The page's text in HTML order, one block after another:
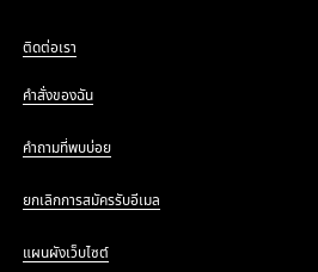
ติดต่อเรา
คำสั่งของฉัน
คำถามที่พบบ่อย
ยกเลิกการสมัครรับอีเมล
แผนผังเว็บไซต์